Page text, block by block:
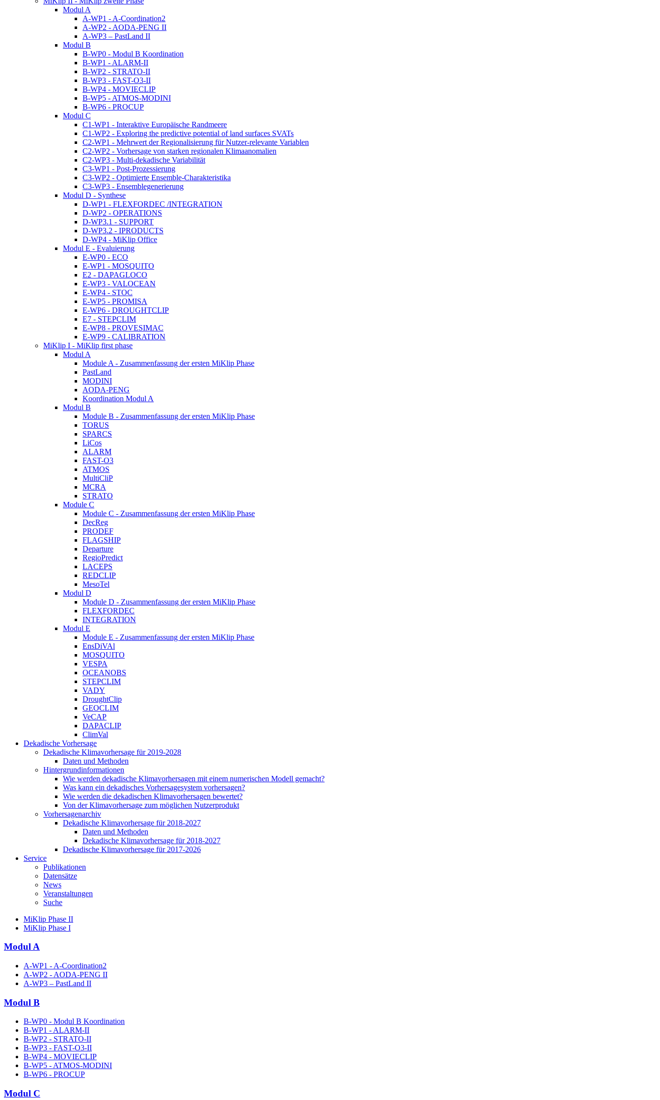
Modul A
A-WP1 - A-Coordination2
A-WP2 - AODA-PENG II
A-WP3 – PastLand II
Modul B
B-WP0 - Modul B Koordination
B-WP1 - ALARM-II
B-WP2 - STRATO-II
B-WP3 - FAST-O3-II
B-WP4 - MOVIECLIP
B-WP5 - ATMOS-MODINI
B-WP6 - PROCUP
Modul C
C1-WP1 - Interaktive Europäische Randmeere
C1-WP2 - Exploring the predictive potential of land surfaces SVATs
C2-WP1 - Mehrwert der Regionalisierung für Nutzer-relevante Variablen
C2-WP2 - Vorhersage von starken regionalen Klimaanomalien
C2-WP3 - Multi-dekadische Variabilität
C3-WP1 - Post-Prozessierung
C3-WP2 - Optimierte Ensemble-Charakteristika
C3-WP3 - Ensemblegenerierung
Modul D - Synthese
D-WP1 - FLEXFORDEC /INTEGRATION
D-WP2 - OPERATIONS
D-WP3.1 - SUPPORT
D-WP3.2 - IPRODUCTS
D-WP4 - MiKlip Office
Modul E - Evaluierung
E-WP0 - ECO
E-WP1 - MOSQUITO
E2 - DAPAGLOCO
E-WP3 - VALOCEAN
E-WP4 - STOC
E-WP5 - PROMISA
E-WP6 - DROUGHTCLIP
E7 - STEPCLIM
E-WP8 - PROVESIMAC
E-WP9 - CALIBRATION
MiKlip I - MiKlip first phase
Modul A
Module A - Zusammenfassung der ersten MiKlip Phase
PastLand
MODINI
AODA-PENG
Koordination Modul A
Modul B
Module B - Zusammenfassung der ersten MiKlip Phase
TORUS
SPARCS
LiCos
ALARM
FAST-O3
ATMOS
MultiCliP
MCRA
STRATO
Module C
Module C - Zusammenfassung der ersten MiKlip Phase
DecReg
PRODEF
FLAGSHIP
Departure
RegioPredict
LACEPS
REDCLIP
MesoTel
Modul D
Module D - Zusammenfassung der ersten MiKlip Phase
FLEXFORDEC
INTEGRATION
Modul E
Module E - Zusammenfassung der ersten MiKlip Phase
EnsDiVAl
MOSQUITO
VESPA
OCEANOBS
STEPCLIM
VADY
DroughtClip
GEOCLIM
VeCAP
DAPACLIP
ClimVal
Dekadische Vorhersage
Dekadische Klimavorhersage für 2019-2028
Daten und Methoden
Hintergrundinformationen
Wie werden dekadische Klimavorhersagen mit einem numerischen Modell gemacht?
Was kann ein dekadisches Vorhersagesystem vorhersagen?
Wie werden die dekadischen Klimavorhersagen bewertet?
Von der Klimavorhersage zum möglichen Nutzerprodukt
Vorhersagenarchiv
Dekadische Klimavorhersage für 2018-2027
Daten und Methoden
Dekadische Klimavorhersage für 2018-2027
Dekadische Klimavorhersage für 2017-2026
Service
Publikationen
Datensätze
News
Veranstaltungen
Suche
MiKlip Phase II
MiKlip Phase I
Modul A
A-WP1 - A-Coordination2
A-WP2 - AODA-PENG II
A-WP3 – PastLand II
Modul B
B-WP0 - Modul B Koordination
B-WP1 - ALARM-II
B-WP2 - STRATO-II
B-WP3 - FAST-O3-II
B-WP4 - MOVIECLIP
B-WP5 - ATMOS-MODINI
B-WP6 - PROCUP
Modul C